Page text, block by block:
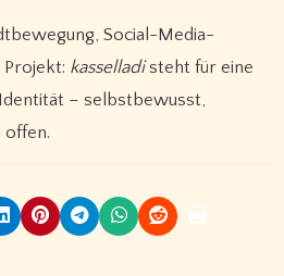
Social-Media-
Projekt: kasselladisteht für eine
– selbstbewusst,
offen.